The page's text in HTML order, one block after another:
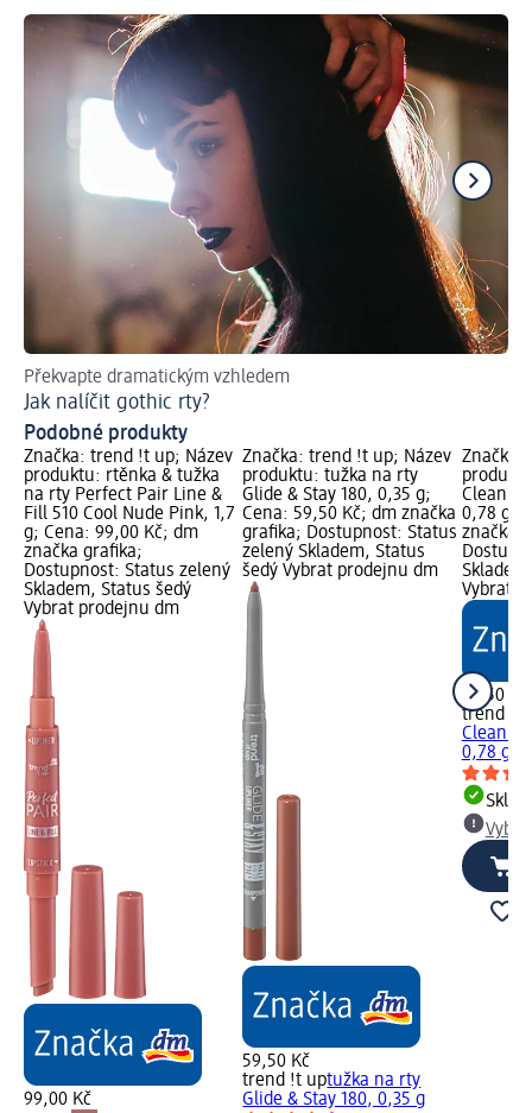
Překvapte dramatickým vzhledem
Jak nalíčit gothic rty?
Podobné produkty
Značka: trend !t up; Název
produktu: rtěnka & tužka
na rty Perfect Pair Line &
Fill 510 Cool Nude Pink, 1,7
g; Cena: 99,00 Kč; dm
značka grafika;
Dostupnost: Status zelený
Skladem, Status šedý
Vybrat prodejnu dm
99,00 Kč
Značka: trend !t up; Název
produktu: tužka na rty
Glide & Stay 180, 0,35 g;
Cena: 59,50 Kč; dm značka
grafika; Dostupnost: Status
zelený Skladem, Status
šedý Vybrat prodejnu dm
59,50 Kč
trend !t uptužka na rty
Glide & Stay 180, 0,35 g
Značka:
Clean &
0,78 g;
značka
Vybrat
39,50 Kč
trend !t
Clean &
0,78 g